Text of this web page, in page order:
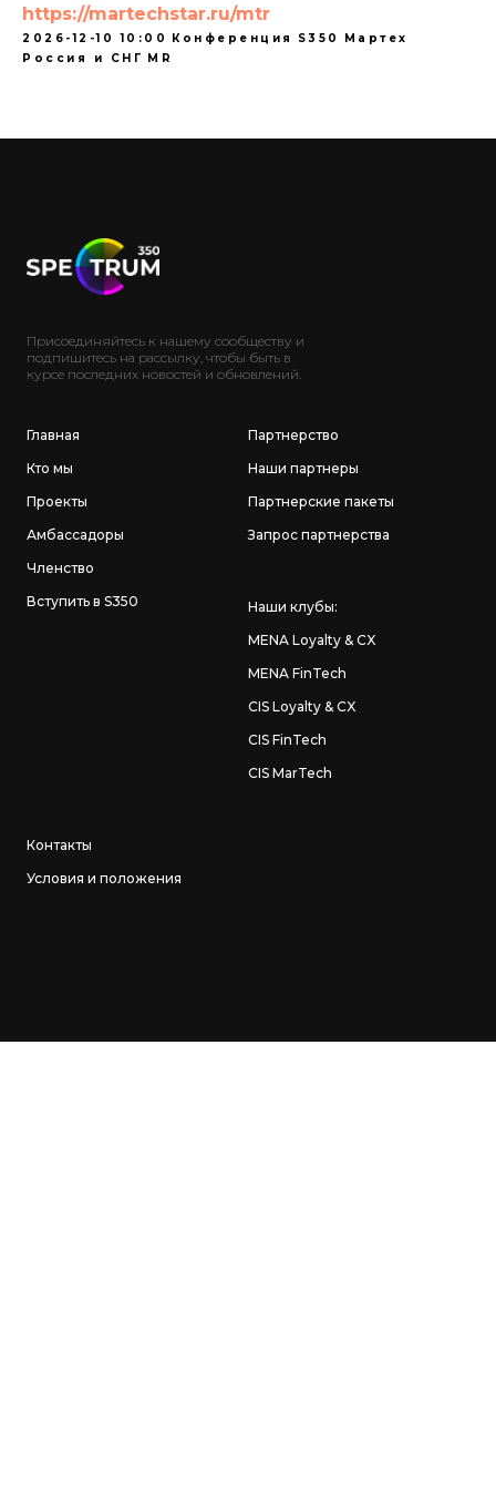
https://martechstar.ru/mtr
2026-12-10 10:00 Конференция S350
Мартех
Россия и СНГ MR
Присоединяйтесь к нашему сообществу и
подпишитесь на рассылку, чтобы быть в
курсе последних новостей и обновлений.
Главная
Кто мы
Проекты
Амбассадоры
Членство
Вступить в S350
Партнерство
Наши партнеры
Партнерские пакеты
Запрос партнерства
Наши клубы:
MENA Loyalty & CX
MENA FinTech
CIS Loyalty & CX
CIS FinTech
CIS MarTech
Контакты
Условия и положения